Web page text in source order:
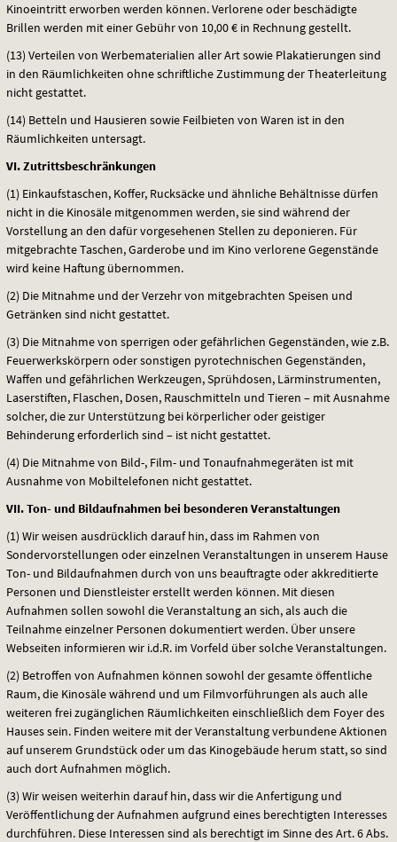
Kinoeintritt erworben werden können. Verlorene oder beschädigte
Brillen werden mit einer Gebühr von 10,00 € in Rechnung gestellt.
(13) Verteilen von Werbematerialien aller Art sowie Plakatierungen sind
in den Räumlichkeiten ohne schriftliche Zustimmung der Theaterleitung
nicht gestattet.
(14) Betteln und Hausieren sowie Feilbieten von Waren ist in den
Räumlichkeiten untersagt.
VI. Zutrittsbeschränkungen
(1) Einkaufstaschen, Koffer, Rucksäcke und ähnliche Behältnisse dürfen
nicht in die Kinosäle mitgenommen werden, sie sind während der
Vorstellung an den dafür vorgesehenen Stellen zu deponieren. Für
mitgebrachte Taschen, Garderobe und im Kino verlorene Gegenstände
wird keine Haftung übernommen.
(2) Die Mitnahme und der Verzehr von mitgebrachten Speisen und
Getränken sind nicht gestattet.
(3) Die Mitnahme von sperrigen oder gefährlichen Gegenständen, wie z.B.
Feuerwerkskörpern oder sonstigen pyrotechnischen Gegenständen,
Waffen und gefährlichen Werkzeugen, Sprühdosen, Lärminstrumenten,
Laserstiften, Flaschen, Dosen, Rauschmitteln und Tieren – mit Ausnahme
solcher, die zur Unterstützung bei körperlicher oder geistiger
Behinderung erforderlich sind – ist nicht gestattet.
(4) Die Mitnahme von Bild-, Film- und Tonaufnahmegeräten ist mit
Ausnahme von Mobiltelefonen nicht gestattet.
VII. Ton- und Bildaufnahmen bei besonderen Veranstaltungen
(1) Wir weisen ausdrücklich darauf hin, dass im Rahmen von
Sondervorstellungen oder einzelnen Veranstaltungen in unserem Hause
Ton- und Bildaufnahmen durch von uns beauftragte oder akkreditierte
Personen und Dienstleister erstellt werden können. Mit diesen
Aufnahmen sollen sowohl die Veranstaltung an sich, als auch die
Teilnahme einzelner Personen dokumentiert werden. Über unsere
Webseiten informieren wir i.d.R. im Vorfeld über solche Veranstaltungen.
(2) Betroffen von Aufnahmen können sowohl der gesamte öffentliche
Raum, die Kinosäle während und um Filmvorführungen als auch alle
weiteren frei zugänglichen Räumlichkeiten einschließlich dem Foyer des
Hauses sein. Finden weitere mit der Veranstaltung verbundene Aktionen
auf unserem Grundstück oder um das Kinogebäude herum statt, so sind
auch dort Aufnahmen möglich.
(3) Wir weisen weiterhin darauf hin, dass wir die Anfertigung und
Veröffentlichung der Aufnahmen aufgrund eines berechtigten Interesses
durchführen. Diese Interessen sind als berechtigt im Sinne des Art. 6 Abs.